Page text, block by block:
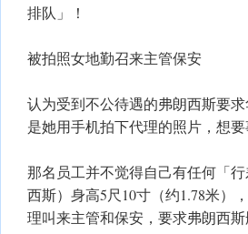
排队」！
被拍照女地勤召来主管保安
认为受到不公待遇的弗朗西斯要
是她用手机拍下代理的照片，想要
那名员工并不觉得自己有任何「
西斯）身高5尺10寸（约1.78米）
理叫来主管和保安，要求弗朗西